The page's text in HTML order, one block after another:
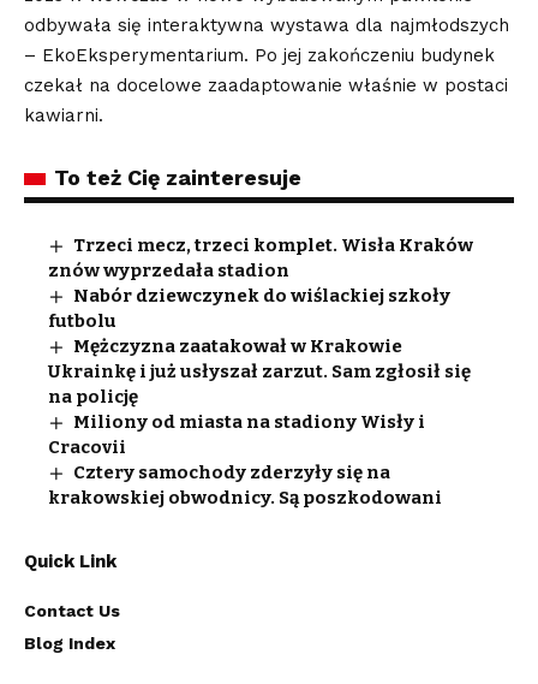
odbywała się interaktywna wystawa dla najmłodszych
– EkoEksperymentarium. Po jej zakończeniu budynek
czekał na docelowe zaadaptowanie właśnie w postaci
kawiarni.
To też Cię zainteresuje
Trzeci mecz, trzeci komplet. Wisła Kraków
znów wyprzedała stadion
Nabór dziewczynek do wiślackiej szkoły
futbolu
Mężczyzna zaatakował w Krakowie
Ukrainkę i już usłyszał zarzut. Sam zgłosił się
na policję
Miliony od miasta na stadiony Wisły i
Cracovii
Cztery samochody zderzyły się na
krakowskiej obwodnicy. Są poszkodowani
Quick Link
Contact Us
Blog Index